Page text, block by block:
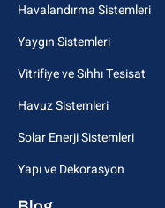
Havalandırma Sistemleri
Yaygın Sistemleri
Vitrifiye ve Sıhhı Tesisat
Havuz Sistemleri
Solar Enerji Sistemleri
Yapı ve Dekorasyon